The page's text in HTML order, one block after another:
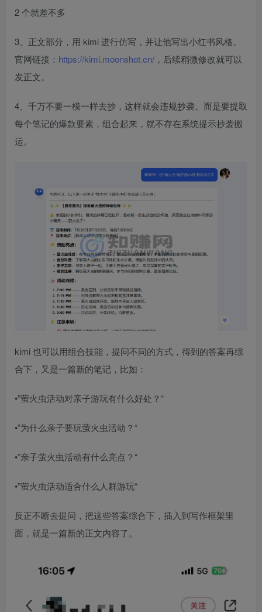
2 个就差不多​
3、正文部分，用 kimi 进行仿写，并让他写出小红书风格。
官网链接： https://kimi.moonshot.cn/ ，后续稍微修改就可以
发正文。​
4、千万不要一模一样去抄，这样就会违规抄袭。而是要提取
每个笔记的爆款要素，组合起来，就不存在系统提示抄袭搬
运。
kimi 也可以用组合技能，提问不同的方式，得到的答案再综
合下，又是一篇新的笔记，比如：​
•”萤火虫活动对亲子游玩有什么好处？“​
•”为什么亲子要玩萤火虫活动？“​
•”亲子萤火虫活动有什么亮点？“​
•”萤火虫活动适合什么人群游玩“​
反正不断去提问，把这些答案综合下，插入到写作框架里
面，就是一篇新的正文内容了。